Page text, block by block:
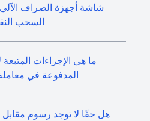
شاشة أجهزة الصراف الآلي
السحب
ما هي الإجراءات المتبعة
المدفوعة في
هل حقًا لا توجد رسوم مقابل